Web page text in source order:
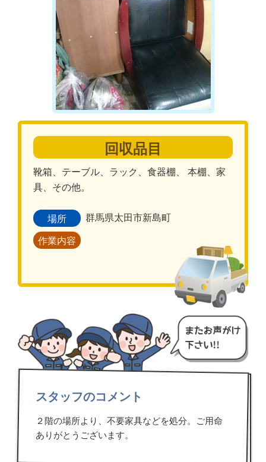
回収品目
靴箱、テーブル、ラック、食器棚、 本棚、家
具、その他。
場所 群馬県太田市新島町
作業内容
スタッフのコメント
２階の場所より、不要家具などを処分。ご用命
ありがとうございます。